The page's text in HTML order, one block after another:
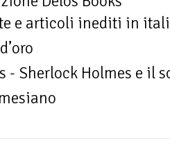
e articoli inediti in
- Sherlock Holmes e il